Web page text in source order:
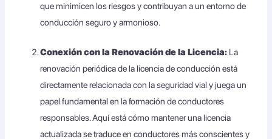
que minimicen los riesgos y contribuyan a un entorno de
conducción seguro y armonioso.
Conexión con la Renovación de la Licencia: La
renovación periódica de la licencia de conducción está
directamente relacionada con la seguridad vial y juega un
papel fundamental en la formación de conductores
responsables. Aquí está cómo mantener una licencia
actualizada se traduce en conductores más conscientes y